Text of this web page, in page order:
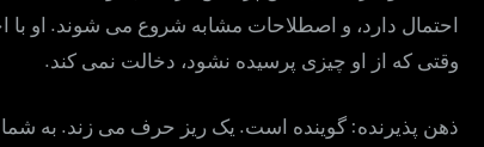
احتمال دارد، و اصطلاحات مشابه شروع می شوند. او
وقتی که از او چیزی پرسیده نشود، دخالت نمی کند.
ذهن پذیرنده: گوینده است. یک ریز حرف می زند. به